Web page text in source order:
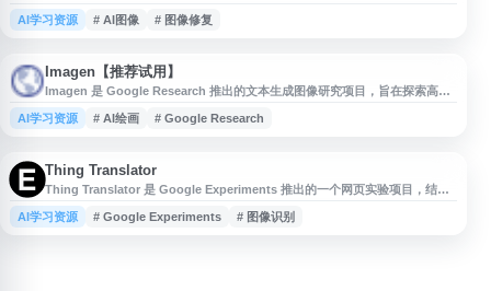
复原、画质提升、细节补全等场景。该网站展示了 SUPIR 的技术方向、项目
介绍及相关资源，适合关注 AI 图像修复、超分辨率、图像增强和计算机视觉
AI学习资源 # AI图像 # 图像修复
Imagen【推荐试用】
Imagen 是 Google Research 推出的文本生成图像研究项目，旨在探索高质
量文本到图像生成技术。该项目结合大型语言模型与扩散模型，根据自然语言
描述生成视觉内容，并展示了模型在图像细节、语义理解和风格表达方面的研
AI学习资源 # AI绘画 # Google Research
Thing Translator
Thing Translator 是 Google Experiments 推出的一个网页实验项目，结合
机器学习、图像识别与翻译技术，帮助用户通过摄像头识别身边物品并将其名
称翻译成其他语言。该项目展示了浏览器端 AI 与多语言应用的结合方式，适
AI学习资源 # Google Experiments # 图像识别